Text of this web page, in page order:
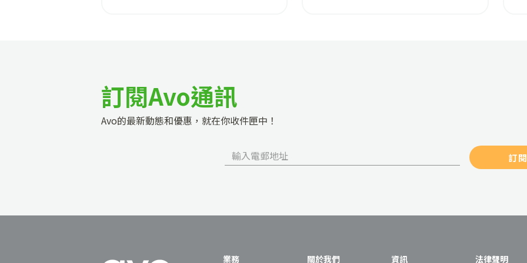
訂閱Avo通訊
Avo的最新動態和優惠，就在你收件匣中！
訂閱
業務 關於我們 資訊 法律聲明